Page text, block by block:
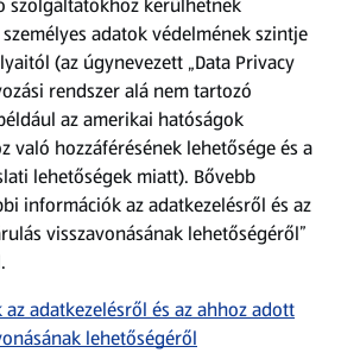
interneten!
applikációt!
adatok védelmének szintje
(az úgynevezett „Data Privacy
rendszer alá nem tartozó
az amerikai hatóságok
való hozzáférésének lehetősége és a
lehetőségek miatt). Bővebb
információk az adatkezelésről és az
visszavonásának lehetőségéről”
adatkezelésről és az ahhoz adott
lehetőségéről